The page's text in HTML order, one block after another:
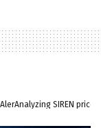
SIREN